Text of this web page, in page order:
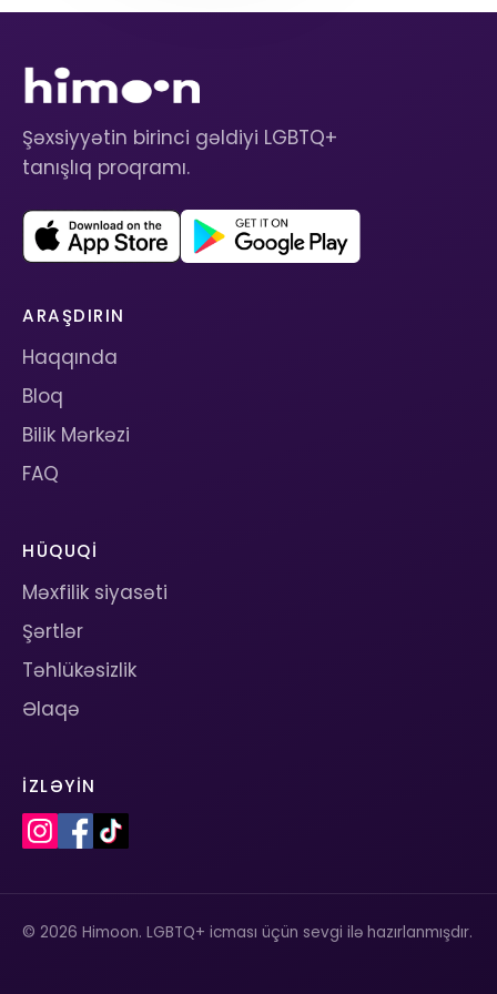
Şəxsiyyətin birinci gəldiyi LGBTQ+
tanışlıq proqramı.
ARAŞDIRIN
Haqqında
Bloq
Bilik Mərkəzi
FAQ
HÜQUQI
Məxfilik siyasəti
Şərtlər
Təhlükəsizlik
Əlaqə
İZLƏYIN
© 2026 Himoon. LGBTQ+ icması üçün sevgi ilə hazırlanmışdır.